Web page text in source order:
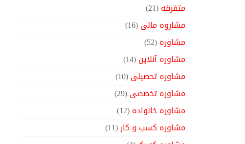
متفرقه(21)
مشاروه مالی(16)
مشاوره(52)
مشاوره آنلاین(14)
مشاوره تحصیلی(10)
مشاوره تخصصی(29)
مشاوره خانواده(12)
مشاوره کسب و کار(11)